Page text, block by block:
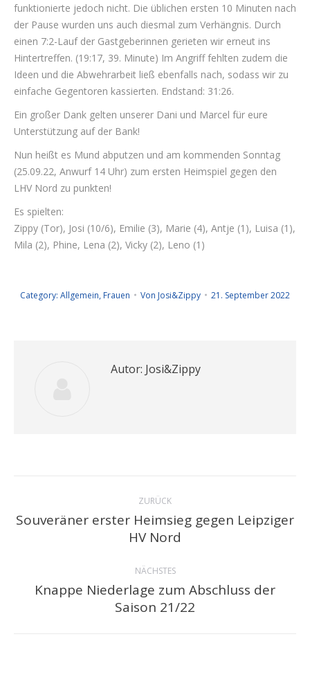
funktionierte jedoch nicht. Die üblichen ersten 10 Minuten nach
der Pause wurden uns auch diesmal zum Verhängnis. Durch
einen 7:2-Lauf der Gastgeberinnen gerieten wir erneut ins
Hintertreffen. (19:17, 39. Minute) Im Angriff fehlten zudem die
Ideen und die Abwehrarbeit ließ ebenfalls nach, sodass wir zu
einfache Gegentoren kassierten. Endstand: 31:26.
Ein großer Dank gelten unserer Dani und Marcel für eure
Unterstützung auf der Bank!
Nun heißt es Mund abputzen und am kommenden Sonntag
(25.09.22, Anwurf 14 Uhr) zum ersten Heimspiel gegen den
LHV Nord zu punkten!
Es spielten:
Zippy (Tor), Josi (10/6), Emilie (3), Marie (4), Antje (1), Luisa (1),
Mila (2), Phine, Lena (2), Vicky (2), Leno (1)
Category: Allgemein, Frauen Von Josi&Zippy 21. September 2022
Autor: Josi&Zippy
Kommentarnavigation
ZURÜCK
Vorheriger
Beitrag:
Souveräner erster Heimsieg gegen Leipziger
HV Nord
NÄCHSTES
Nächster
Beitrag:
Knappe Niederlage zum Abschluss der
Saison 21/22